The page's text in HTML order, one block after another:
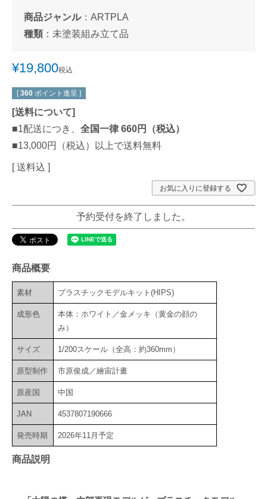
商品ジャンル： ARTPLA
種類 ： 未塗装組み立て品
¥19,800税込
[ 360 ポイント進呈 ]
[送料について]
■1配送につき、 全国一律 660円（税込）
■13,000円（税込）以上で送料無料
送料込
お気に入りに登録する
予約受付を終了しました。
商品概要
素材 プラスチックモデルキット(HIPS)
成形色
本体：ホワイト／金メッキ（黄金の顔の
み）
サイズ 1/200スケール（全高：約360mm）
原型制作 市原俊成／繪宙計畫
原産国 中国
JAN 4537807190666
発売時期 2026年11月予定
商品説明